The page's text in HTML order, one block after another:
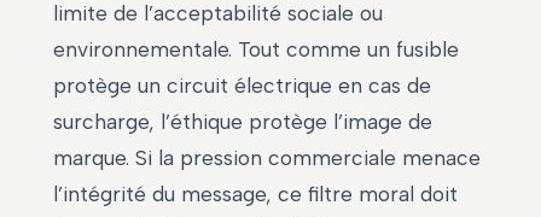
limite de l’acceptabilité sociale ou
environnementale. Tout comme un fusible
protège un circuit électrique en cas de
surcharge, l’éthique protège l’image de
marque. Si la pression commerciale menace
l’intégrité du message, ce filtre moral doit